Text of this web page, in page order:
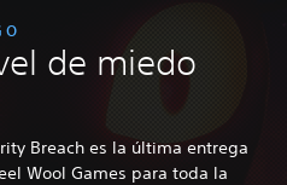
de miedo
Breach es la última entrega
Wool Games para toda la